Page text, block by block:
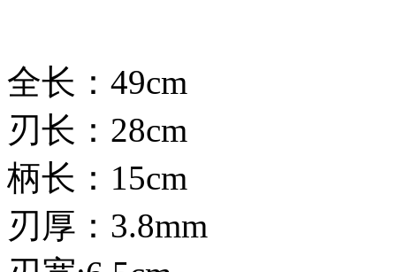
全长：49cm
刃长：28cm
柄长：15cm
刃厚：3.8mm